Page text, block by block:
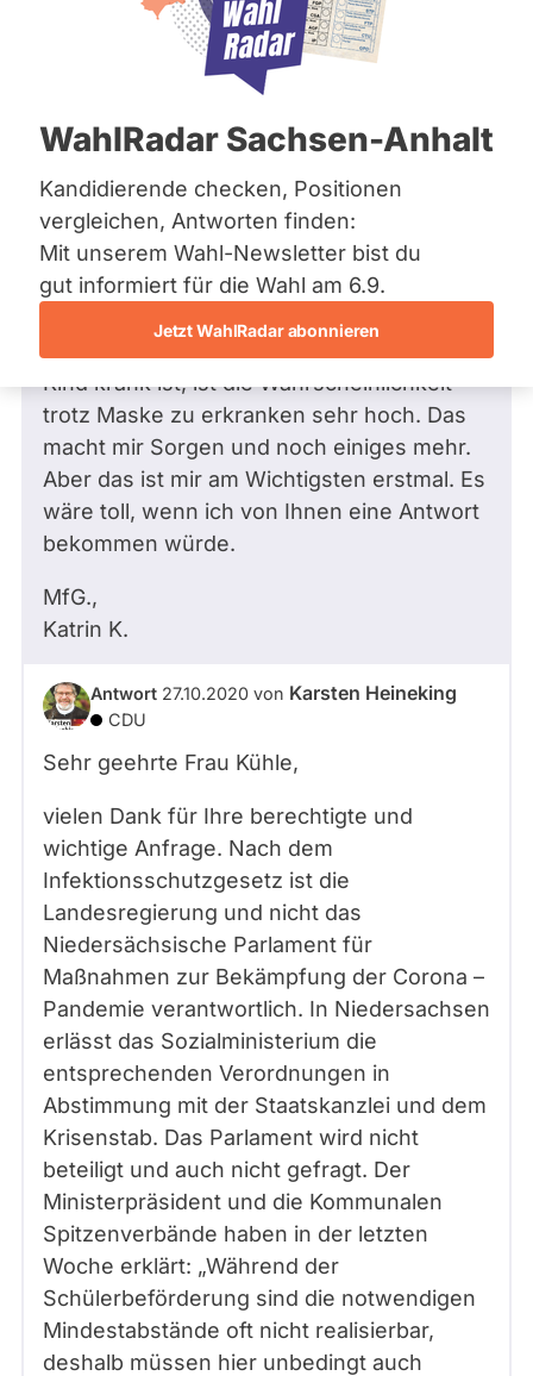
Bremen
Hamburg
Mecklenburg-Vorpommern
Nordrhein-Westfalen
Saarland
Sachsen
Sachsen-Anhalt
Sachsen-Anhalt
Schleswig-Holstein
Thüringen
Archiv
Über uns
Spenden
WahlRadar Sachsen-Anhalt
Kandidierende checken, Positionen
vergleichen, Antworten finden:
Mit unserem Wahl-Newsletter bist du
gut informiert für die Wahl am 6.9.
Jetzt WahlRadar abonnieren
weil
aktive
17.10.2020
Frage an Karsten Heineking vonKatrin
K.bezüglich Bildung und Erziehung
Guten Tag Herr Heineking,
ich bin Mutter einer 13 jährigen Tochter und
mich würde interessieren, warum im
Schulbus kein Abstand eingehalten werden
muss. Wir wissen doch, dass die Maske
Kind krank ist, ist die Wahrscheinlichkeit
trotz Maske zu erkranken sehr hoch. Das
macht mir Sorgen und noch einiges mehr.
Aber das ist mir am Wichtigsten erstmal. Es
wäre toll, wenn ich von Ihnen eine Antwort
bekommen würde.
MfG.,
Katrin K.
Antwort 27.10.2020 von Karsten Heineking
CDU
Sehr geehrte Frau Kühle,
vielen Dank für Ihre berechtigte und
wichtige Anfrage. Nach dem
Infektionsschutzgesetz ist die
Landesregierung und nicht das
Niedersächsische Parlament für
Maßnahmen zur Bekämpfung der Corona –
Pandemie verantwortlich. In Niedersachsen
erlässt das Sozialministerium die
entsprechenden Verordnungen in
Abstimmung mit der Staatskanzlei und dem
Krisenstab. Das Parlament wird nicht
beteiligt und auch nicht gefragt. Der
Ministerpräsident und die Kommunalen
Spitzenverbände haben in der letzten
Woche erklärt: „Während der
Schülerbeförderung sind die notwendigen
Mindestabstände oft nicht realisierbar,
deshalb müssen hier unbedingt auch